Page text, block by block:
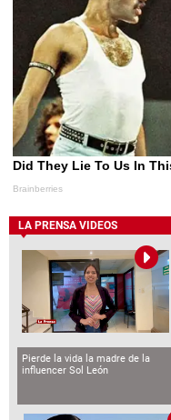
LA PRENSA VIDEOS
Pierde la vida la madre de la
influencer Sol León